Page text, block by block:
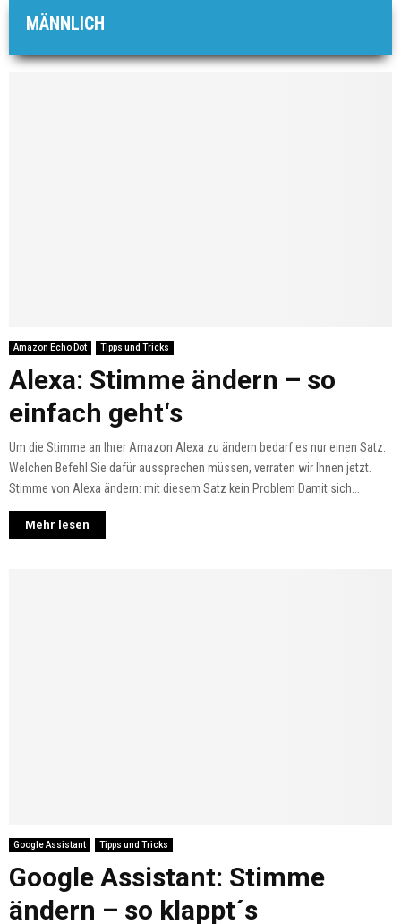
MÄNNLICH
Amazon Echo Dot Tipps und Tricks
Alexa: Stimme ändern – so
einfach geht‘s
Um die Stimme an Ihrer Amazon Alexa zu ändern bedarf es nur einen Satz.
Welchen Befehl Sie dafür aussprechen müssen, verraten wir Ihnen jetzt.
Stimme von Alexa ändern: mit diesem Satz kein Problem Damit sich...
Mehr lesen
Google Assistant Tipps und Tricks
Google Assistant: Stimme
ändern – so klappt´s